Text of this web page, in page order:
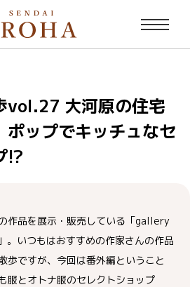
vol.27 大河原の住宅
ポップでキッチュなセ
!?
作品を展示・販売している「gallery
いつもはおすすめの作家さんの作品
歩ですが、今回は番外編ということ
服とオトナ服のセレクトショップ